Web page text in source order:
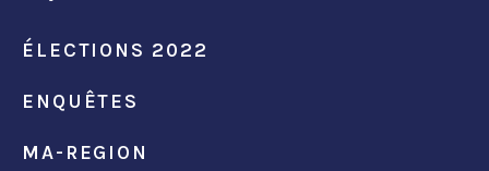
ÉLECTIONS 2022
ENQUÊTES
MA-REGION